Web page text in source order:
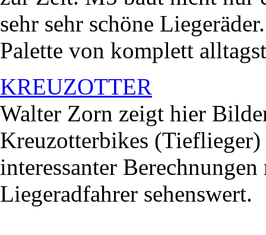
sehr sehr schöne
Palette von komplett
KREUZOTTER
Walter Zorn zeigt hier
Kreuzotterbikes
interessanter
Liegeradfahrer sehenswert.